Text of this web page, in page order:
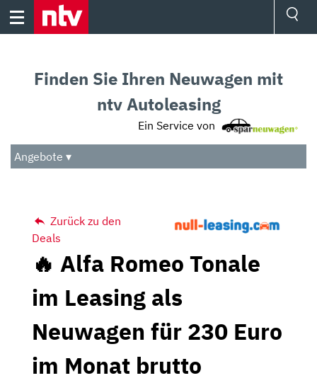
Skip
Audio
Das Beste
Finden Sie Ihren Neuwagen mit
ntv Autoleasing
Ein Service von
Angebote ▾
Zurück zu den
Deals
🔥 Alfa Romeo Tonale
im Leasing als
Neuwagen für 230 Euro
im Monat brutto